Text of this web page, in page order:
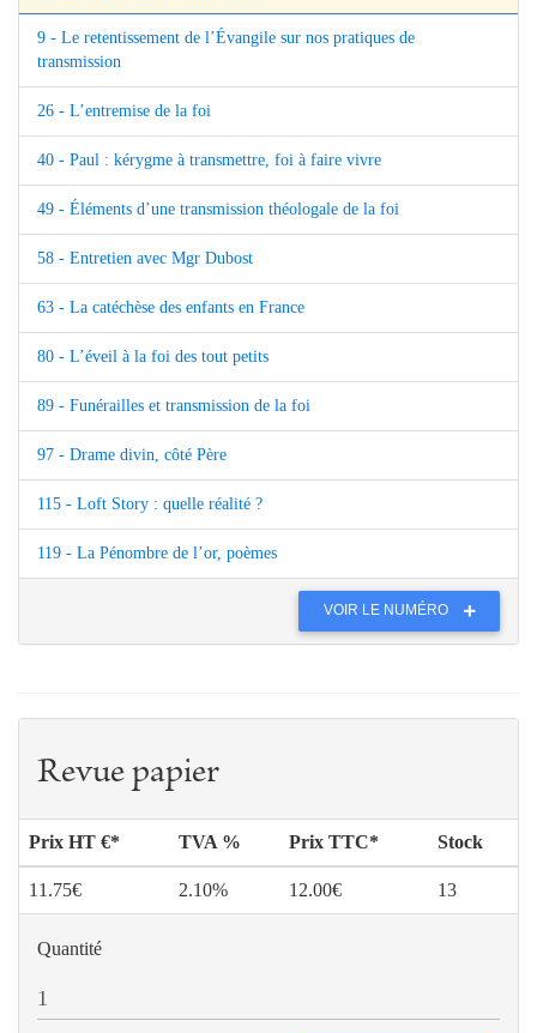
9 - Le retentissement de l’Évangile sur nos pratiques de
transmission
26 - L’entremise de la foi
40 - Paul : kérygme à transmettre, foi à faire vivre
49 - Éléments d’une transmission théologale de la foi
58 - Entretien avec Mgr Dubost
63 - La catéchèse des enfants en France
80 - L’éveil à la foi des tout petits
89 - Funérailles et transmission de la foi
97 - Drame divin, côté Père
115 - Loft Story : quelle réalité ?
119 - La Pénombre de l’or, poèmes
VOIR LE NUMÉRO
Revue papier
Prix HT €* TVA % Prix TTC* Stock
11.75€ 2.10% 12.00€ 13
Quantité